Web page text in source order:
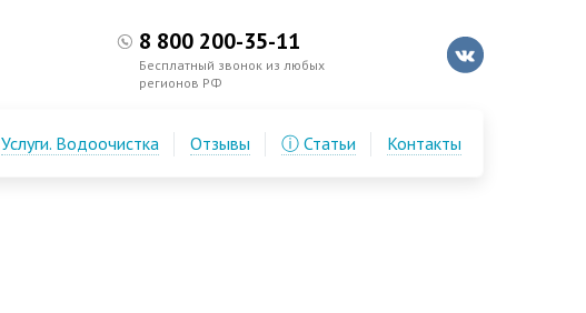
8 800 200-35-11
Бесплатный звонок из любых
регионов РФ
Услуги. Водоочистка Отзывы ⓘ Статьи Контакты